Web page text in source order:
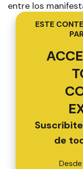
entre los
ESTE
de
Desde